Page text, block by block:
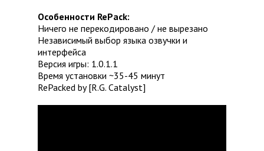
Особенности RePack:
Ничего не перекодировано / не вырезано
Независимый выбор языка озвучки и
интерфейса
Версия игры: 1.0.1.1
Время установки ~35-45 минут
RePacked by [R.G. Catalyst]